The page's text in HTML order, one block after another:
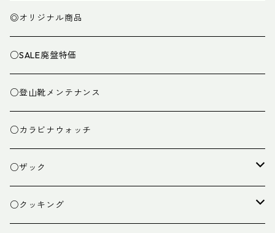
◎オリジナル商品
○SALE廃盤特価
○登山靴メンテナンス
○カラビナウォッチ
○ザック
ザック
○クッキング